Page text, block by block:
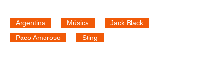
Argentina Música
Jack Black
Paco Amoroso
Sting